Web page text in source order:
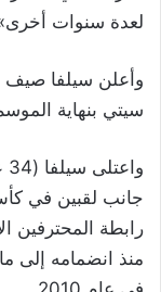
لعدة سنوات
وأعلن سيلفا
سيتي بنهاية
منذ انضمامه إلى